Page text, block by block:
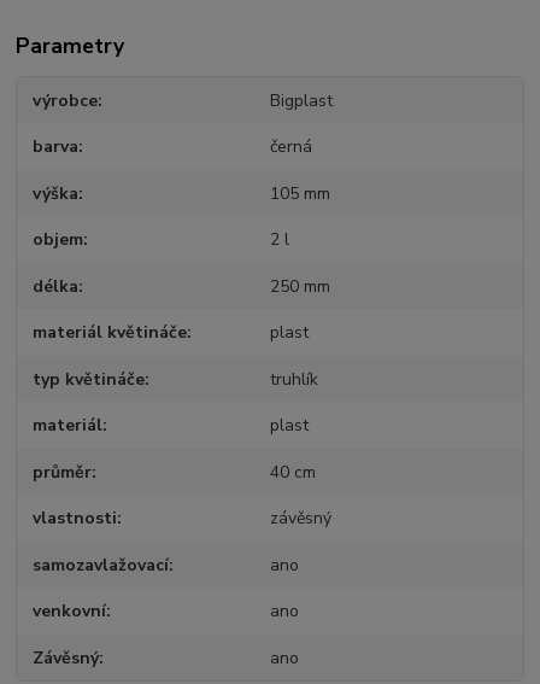
Parametry
výrobce Bigplast
barva černá
výška 105 mm
objem 2 l
délka 250 mm
materiál květináče plast
typ květináče truhlík
materiál plast
průměr 40 cm
vlastnosti závěsný
samozavlažovací ano
venkovní ano
Závěsný ano